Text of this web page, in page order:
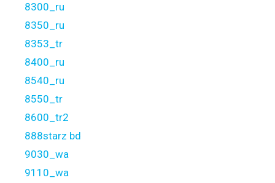
8300_ru
8350_ru
8353_tr
8400_ru
8540_ru
8550_tr
8600_tr2
888starz bd
9030_wa
9110_wa